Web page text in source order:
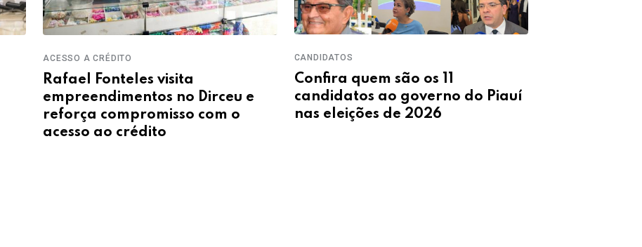
ACESSO A CRÉDITO
Rafael Fonteles visita
empreendimentos no Dirceu e
reforça compromisso com o
acesso ao crédito
CANDIDATOS
Confira quem são os 11
candidatos ao governo do Piauí
nas eleições de 2026